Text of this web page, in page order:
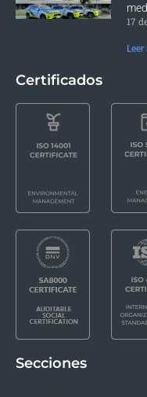
17
Leer
Certificados
Secciones